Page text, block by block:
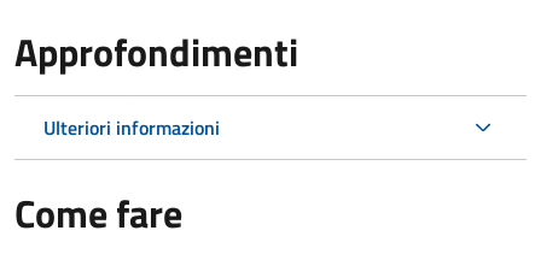
Approfondimenti
Ulteriori informazioni
Come fare